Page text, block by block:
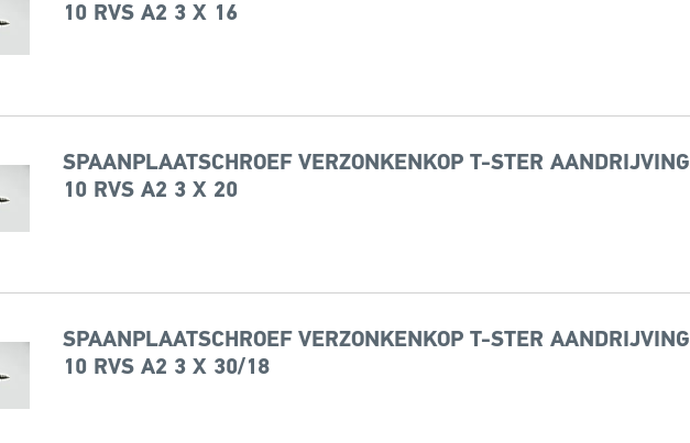
10 RVS A2 3 X 16
SPAANPLAATSCHROEF VERZONKENKOP T-STER AANDRIJVING
10 RVS A2 3 X 20
SPAANPLAATSCHROEF VERZONKENKOP T-STER AANDRIJVING
10 RVS A2 3 X 30/18